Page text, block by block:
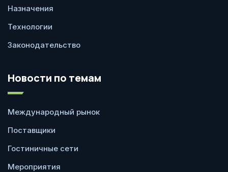
Назначения
Технологии
Законодательство
Новости по темам
Международный рынок
Поставщики
Гостиничные сети
Мероприятия